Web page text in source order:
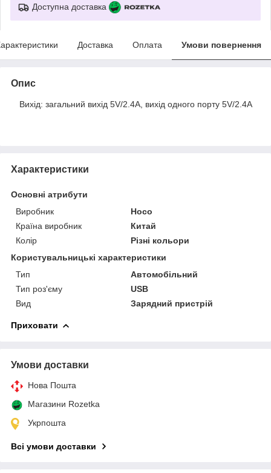
Доступна доставка
Доставка Оплата Умови повернення
Опис
Вихід: загальний вихід 5V/2.4A, вихід одного порту 5V/2.4A
Характеристики
Основні атрибути
Виробник
Hoco
Країна виробник
Китай
Колір
Різні кольори
Користувальницькі характеристики
Тип
Автомобільний
Тип роз'єму
USB
Вид
Зарядний пристрій
Приховати
Умови доставки
Нова Пошта
Магазини Rozetka
Укрпошта
Всі умови доставки